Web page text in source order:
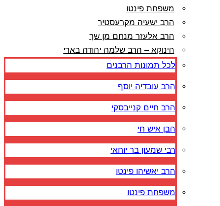
משפחת פינטו
הרב ישעיה מקרעסטיר
הרב אלעזר מנחם מן שך
הינוקא – הרב שלמה יהודה בארי
לכל תמונות הרבנים
הרב עובדיה יוסף
הרב חיים קנייבסקי
הבן איש חי
רבי שמעון בר יוחאי
הרב יאשיהו פינטו
משפחת פינטו